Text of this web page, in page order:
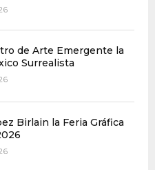
de Arte Emergente la
Surrealista
Birlain la Feria Gráfica